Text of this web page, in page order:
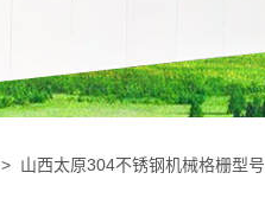
> 山西太原304不锈钢机械格栅型号